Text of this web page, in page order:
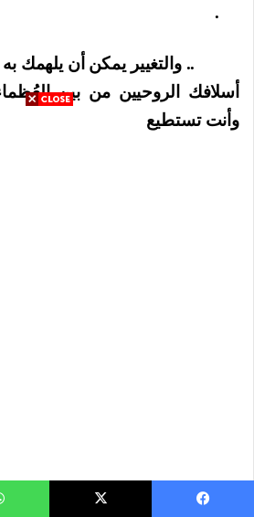
.
.. والتغيير يمكن أن يلهمك به
أسلافك الروحيين من بين
وأنت تستطيع